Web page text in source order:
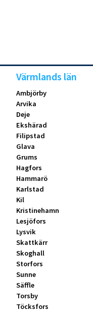
Värmlands län
Ambjörby
Arvika
Deje
Ekshärad
Filipstad
Glava
Grums
Hagfors
Hammarö
Karlstad
Kil
Kristinehamn
Lesjöfors
Lysvik
Skattkärr
Skoghall
Storfors
Sunne
Säffle
Torsby
Töcksfors